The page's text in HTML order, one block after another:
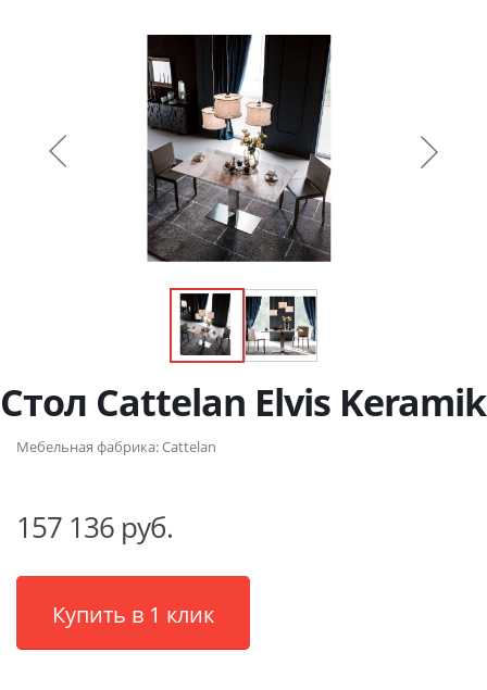
Стол Cattelan Elvis Keramik
Мебельная фабрика:Cattelan
157 136 руб.
Купить в 1 клик